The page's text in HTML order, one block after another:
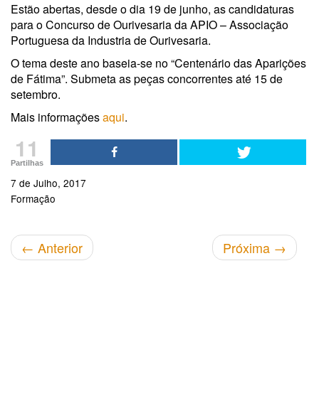
Estão abertas, desde o dia 19 de junho, as candidaturas
para o Concurso de Ourivesaria da APIO – Associação
Portuguesa da Industria de Ourivesaria.
O tema deste ano baseia-se no “Centenário das Aparições
de Fátima”. Submeta as peças concorrentes até 15 de
setembro.
Mais informaçõesaqui.
11
Partilhas
7 de Julho, 2017
Formação
← Anterior Próxima →